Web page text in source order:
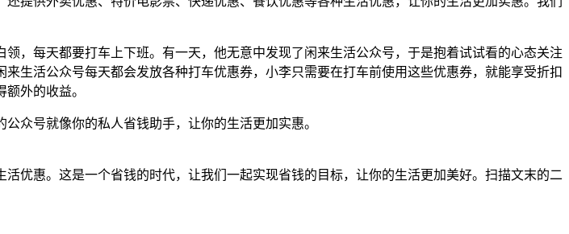
，每天都要打车上下班。有一天，他无意中发现了闲来生活公众号，于是抱着试试看的心态关注
生活公众号每天都会发放各种打车优惠券，小李只需要在打车前使用这些优惠券，就能享受折扣
外的收益。
众号就像你的私人省钱助手，让你的生活更加实惠。
活优惠。这是一个省钱的时代，让我们一起实现省钱的目标，让你的生活更加美好。扫描文末的二